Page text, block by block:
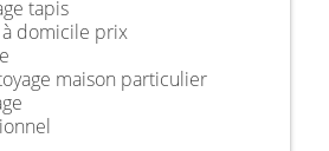
tapis
domicile prix
maison particulier